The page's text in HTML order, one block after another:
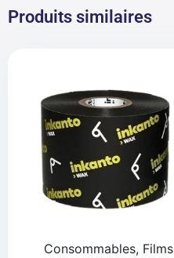
Produits similaires
Consommables, Films